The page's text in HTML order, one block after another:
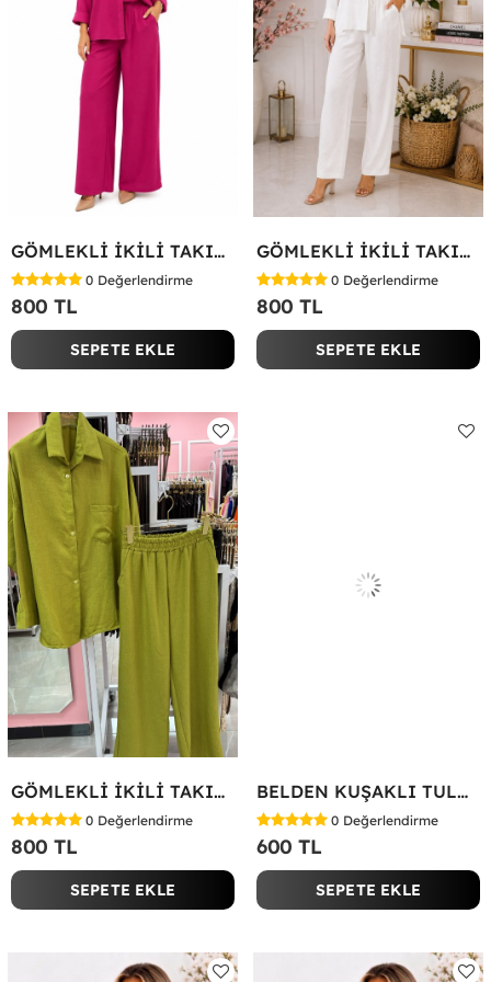
GÖMLEKLİ İKİLİ TAKIM Fuşya
0 Değerlendirme
800 TL
SEPETE EKLE
GÖMLEKLİ İKİLİ TAKIM Beyaz
0 Değerlendirme
800 TL
SEPETE EKLE
GÖMLEKLİ İKİLİ TAKIM Yeşil
0 Değerlendirme
800 TL
SEPETE EKLE
BELDEN KUŞAKLI TULUM Siyah
0 Değerlendirme
600 TL
SEPETE EKLE